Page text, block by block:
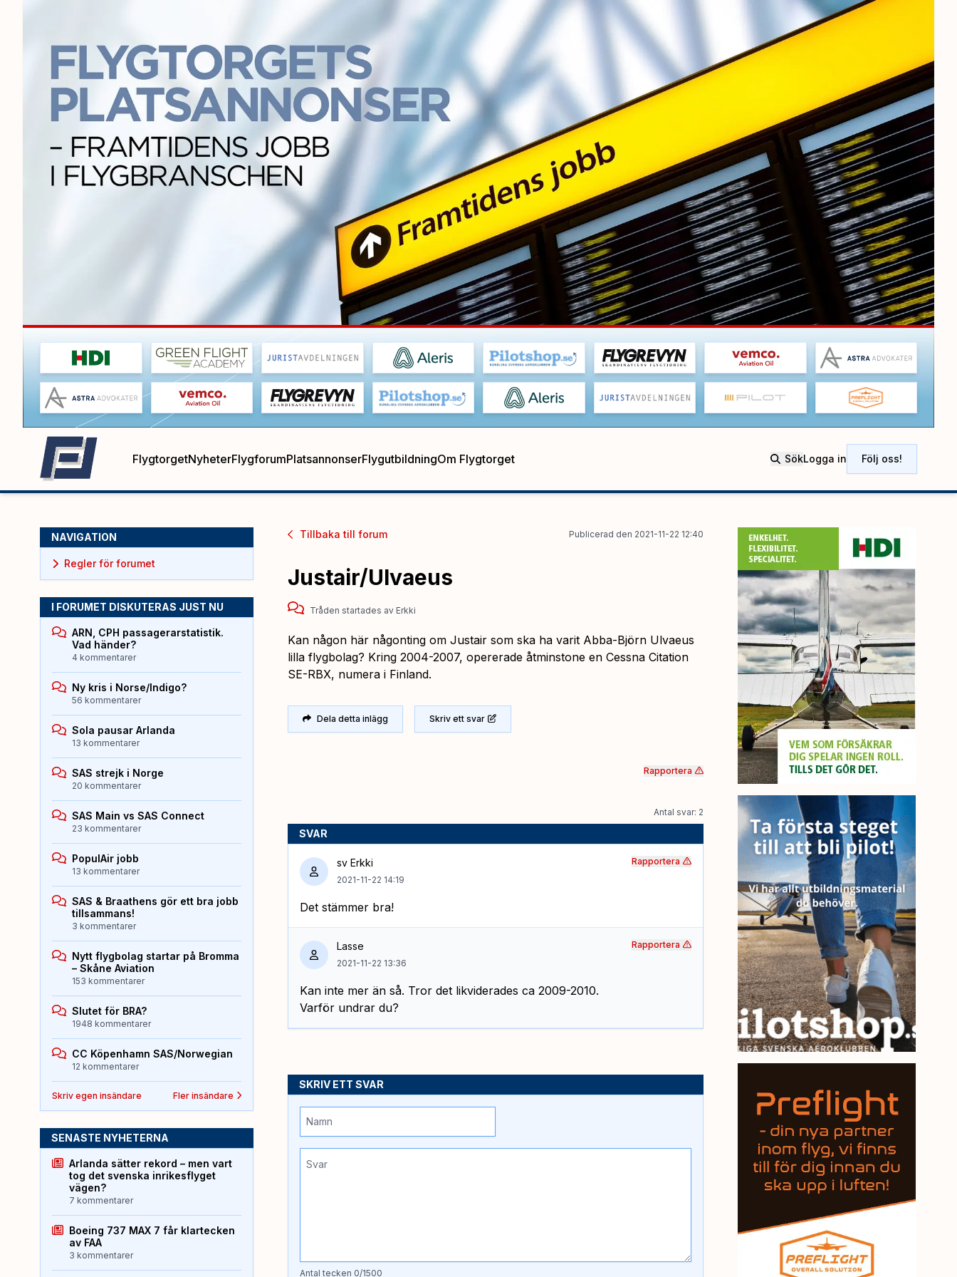
FlygtorgetNyheterFlygforumPlatsannonserFlygutbildningOm Flygtorget SökLogga in Följ oss!
Tillbaka till forum Publicerad den 2021-11-22 12:40
Justair/Ulvaeus
Tråden startades av Erkki
Kan någon här någonting om Justair som ska ha varit Abba-Björn Ulvaeus
lilla flygbolag? Kring 2004-2007, opererade åtminstone en Cessna Citation
SE-RBX, numera i Finland.
Dela detta inlägg Skriv ett svar
Rapportera
Antal svar: 2
SVAR
sv Erkki
2021-11-22 14:19
Det stämmer bra!
Rapportera
Lasse
2021-11-22 13:36
Kan inte mer än så. Tror det likviderades ca 2009-2010.
Varför undrar du?
Rapportera
SKRIV ETT SVAR
Antal tecken 0/1500
NAVIGATION
Regler för forumet
I FORUMET DISKUTERAS JUST NU
ARN, CPH passagerarstatistik.
Vad händer?
4 kommentarer
Ny kris i Norse/Indigo?
56 kommentarer
Sola pausar Arlanda
13 kommentarer
SAS strejk i Norge
20 kommentarer
SAS Main vs SAS Connect
23 kommentarer
PopulAir jobb
13 kommentarer
SAS & Braathens gör ett bra jobb
tillsammans!
3 kommentarer
Nytt flygbolag startar på Bromma
– Skåne Aviation
153 kommentarer
Slutet för BRA?
1948 kommentarer
CC Köpenhamn SAS/Norwegian
12 kommentarer
Skriv egen insändare Fler insändare
SENASTE NYHETERNA
Arlanda sätter rekord – men vart
tog det svenska inrikesflyget
vägen?
7 kommentarer
Boeing 737 MAX 7 får klartecken
av FAA
3 kommentarer